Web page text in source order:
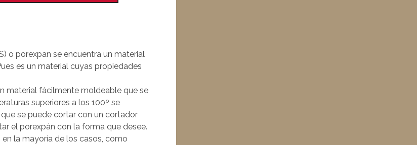
o porexpan se encuentra un material
es un material cuyas propiedades
material fácilmente moldeable que se
superiores a los 100º se
se puede cortar con un cortador
el porexpán con la forma que desee.
la mayoría de los casos, como